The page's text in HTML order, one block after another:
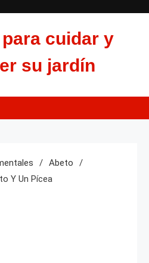
cuidar y
su jardín
Abeto
Y Un Pícea